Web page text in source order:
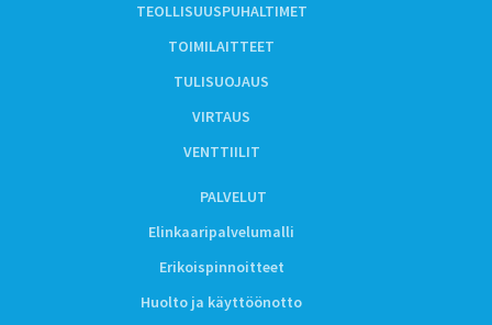
TEOLLISUUSPUHALTIMET
TOIMILAITTEET
TULISUOJAUS
VIRTAUS
VENTTIILIT
PALVELUT
Elinkaaripalvelumalli
Erikoispinnoitteet
Huolto ja käyttöönotto